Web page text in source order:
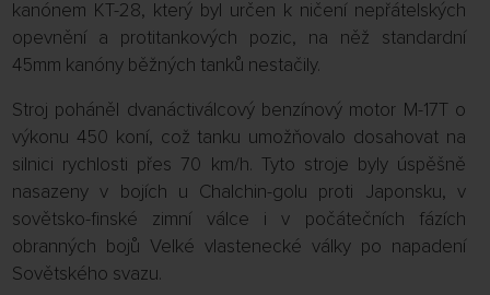
kanónem KT-28, který byl určen k ničení nepřátelských
opevnění a protitankových pozic, na něž standardní
45mm kanóny běžných tanků nestačily.
Stroj poháněl dvanáctiválcový benzínový motor M-17T o
výkonu 450 koní, což tanku umožňovalo dosahovat na
silnici rychlosti přes 70 km/h. Tyto stroje byly úspěšně
nasazeny v bojích u Chalchin-golu proti Japonsku, v
sovětsko-finské zimní válce i v počátečních fázích
obranných bojů Velké vlastenecké války po napadení
Sovětského svazu.